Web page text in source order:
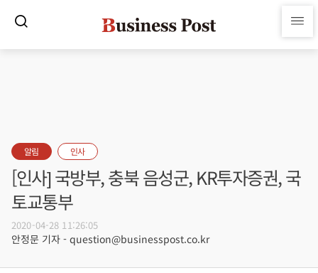
알림 인사
[인사] 국방부, 충북 음성군, KR투자증권, 국
토교통부
2020-04-28 11:26:05
안정문 기자 - question@businesspost.co.kr